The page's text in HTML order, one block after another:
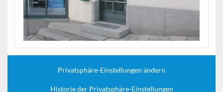
Privatsphäre-Einstellungen ändern
Historie der Privatsphäre-Einstellungen